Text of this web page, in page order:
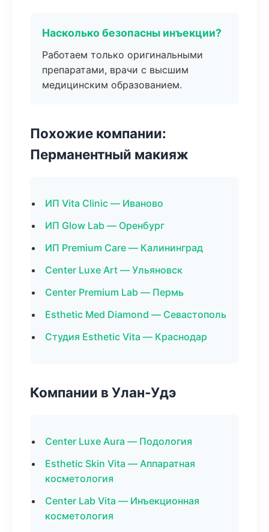
Насколько безопасны инъекции?
Работаем только оригинальными
препаратами, врачи с высшим
медицинским образованием.
Похожие компании:
Перманентный макияж
ИП Vita Clinic — Иваново
ИП Glow Lab — Оренбург
ИП Premium Care — Калининград
Center Luxe Art — Ульяновск
Center Premium Lab — Пермь
Esthetic Med Diamond — Севастополь
Студия Esthetic Vita — Краснодар
Компании в Улан-Удэ
Center Luxe Aura — Подология
Esthetic Skin Vita — Аппаратная
косметология
Center Lab Vita — Инъекционная
косметология